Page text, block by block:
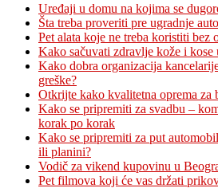
Uređaji u domu na kojima se
Šta treba proveriti pre ugradnje
Pet alata koje ne treba koristiti bez
Kako sačuvati zdravlje kože i kose
Kako dobra organizacija
greške?
Otkrijte kako kvalitetna oprema za
Kako se pripremiti za svadbu –
korak po korak
Kako se pripremiti za put
ili planini?
Vodič za vikend kupovinu u
Pet filmova koji će vas držati